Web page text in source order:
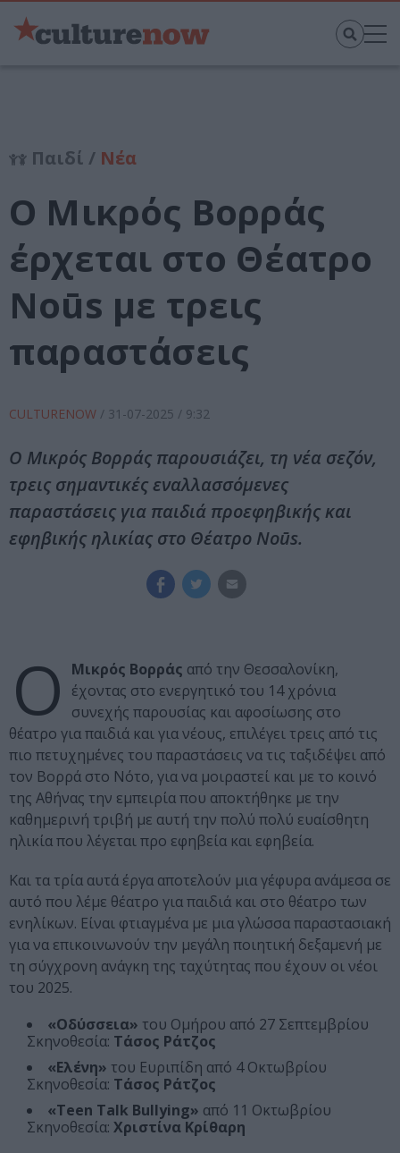
Παιδί / Νέα
Ο Μικρός Βορράς
έρχεται στο Θέατρο
Noūs με τρεις
παραστάσεις
CULTURENOW / 31-07-2025 / 9:32
Ο Μικρός Βορράς παρουσιάζει, τη νέα σεζόν,
τρεις σημαντικές εναλλασσόμενες
παραστάσεις για παιδιά προεφηβικής και
εφηβικής ηλικίας στο Θέατρο Noūs.
Ο Μικρός Βορράς από την Θεσσαλονίκη,
έχοντας στο ενεργητικό του 14 χρόνια
συνεχής παρουσίας και αφοσίωσης στο
θέατρο για παιδιά και για νέους, επιλέγει τρεις από τις
πιο πετυχημένες του παραστάσεις να τις ταξιδέψει από
τον Βορρά στο Νότο, για να μοιραστεί και με το κοινό
της Αθήνας την εμπειρία που αποκτήθηκε με την
καθημερινή τριβή με αυτή την πολύ πολύ ευαίσθητη
ηλικία που λέγεται προ εφηβεία και εφηβεία.
Και τα τρία αυτά έργα αποτελούν μια γέφυρα ανάμεσα σε
αυτό που λέμε θέατρο για παιδιά και στο θέατρο των
ενηλίκων. Είναι φτιαγμένα με μια γλώσσα παραστασιακή
για να επικοινωνούν την μεγάλη ποιητική δεξαμενή με
τη σύγχρονη ανάγκη της ταχύτητας που έχουν οι νέοι
του 2025.
«Οδύσσεια» του Ομήρου από 27 Σεπτεμβρίου
Σκηνοθεσία: Τάσος Ράτζος
«Ελένη» του Ευριπίδη από 4 Οκτωβρίου
Σκηνοθεσία: Τάσος Ράτζος
«Teen Talk Bullying» από 11 Οκτωβρίου
Σκηνοθεσία: Χριστίνα Κρίθαρη